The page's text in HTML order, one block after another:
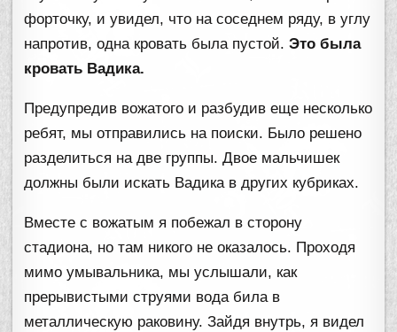
форточку, и увидел, что на соседнем ряду, в углу
напротив, одна кровать была пустой.Это была
кровать Вадика.
Предупредив вожатого и разбудив еще несколько
ребят, мы отправились на поиски. Было решено
разделиться на две группы. Двое мальчишек
должны были искать Вадика в других кубриках.
Вместе с вожатым я побежал в сторону
стадиона, но там никого не оказалось. Проходя
мимо умывальника, мы услышали, как
прерывистыми струями вода била в
металлическую раковину. Зайдя внутрь, я видел